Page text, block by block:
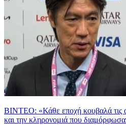
ΒΙΝΤΕΟ: «Κάθε εποχή κουβαλά τις
και την κληρονομιά που